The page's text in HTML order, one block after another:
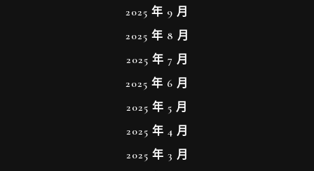
2025 年 9 月
2025 年 8 月
2025 年 7 月
2025 年 6 月
2025 年 5 月
2025 年 4 月
2025 年 3 月